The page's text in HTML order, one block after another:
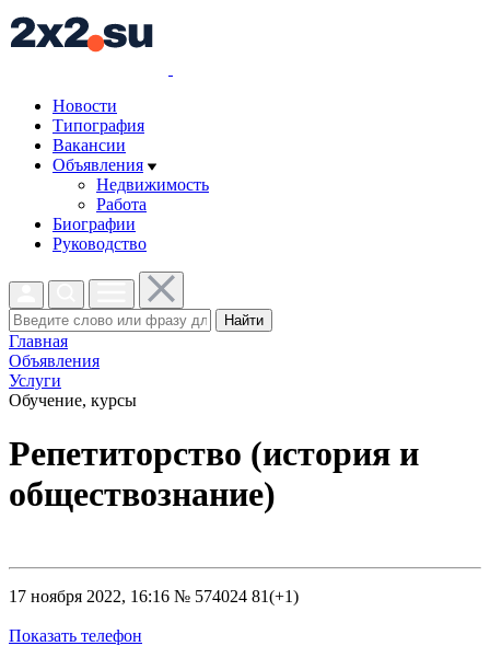
Новости
Типография
Вакансии
Объявления
Недвижимость
Работа
Биографии
Руководство
Найти
Главная
Объявления
Услуги
Обучение, курсы
Репетиторство (история и
обществознание)
17 ноября 2022, 16:16 № 574024 81(+1)
Показать телефон